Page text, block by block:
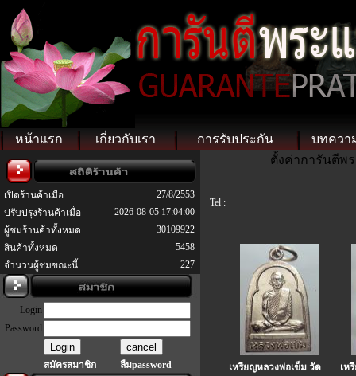
หน้าแรก เกี่ยวกับเรา การรับประกัน บทควา
เปิดร้านค้าเมื่อ
27/8/2553
ปรับปรุงร้านค้าเมื่อ
2026-08-05 17:04:00
ผู้ชมร้านค้าทั้งหมด
30109922
สินค้าทั้งหมด
5458
จำนวนผู้ชมขณะนี้
227
Login
Password
สมัครสมาชิก ลืมpassword
ตั้งค่าการันตีพร
Tel :
เหรียญหลวงพ่อเข็ม วัด
เห